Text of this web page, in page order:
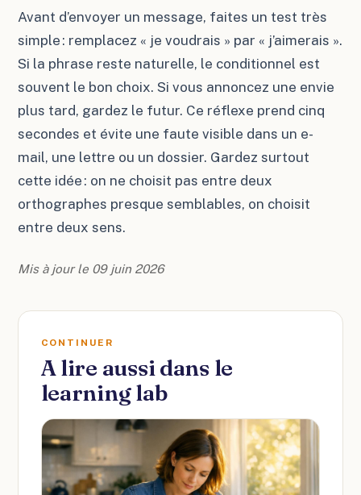
Avant d’envoyer un message, faites un test très
simple : remplacez « je voudrais » par « j’aimerais ».
Si la phrase reste naturelle, le conditionnel est
souvent le bon choix. Si vous annoncez une envie
plus tard, gardez le futur. Ce réflexe prend cinq
secondes et évite une faute visible dans un e-
mail, une lettre ou un dossier. Gardez surtout
cette idée : on ne choisit pas entre deux
orthographes presque semblables, on choisit
entre deux sens.
Mis à jour le 09 juin 2026
CONTINUER
A lire aussi dans le
learning lab